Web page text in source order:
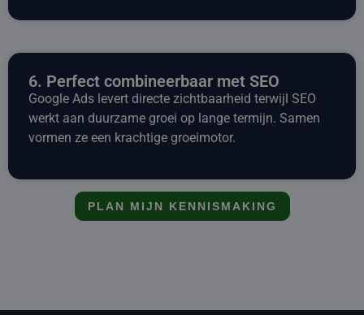
6. Perfect combineerbaar met SEO
Google Ads levert directe zichtbaarheid terwijl SEO
werkt aan duurzame groei op lange termijn. Samen
vormen ze een krachtige groeimotor.
PLAN MIJN KENNISMAKING